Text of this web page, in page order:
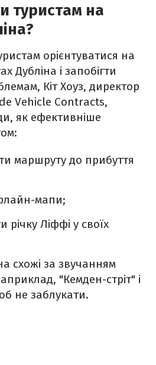
туристам на
орієнтуватися на
Дубліна і запобігти
Кіт Хоуз, директор
Vehicle Contracts,
як ефективніше
маршруту до прибуття
мапи;
річку Ліффі у своїх
схожі за звучанням
"Кемден-стріт" і
не заблукати.